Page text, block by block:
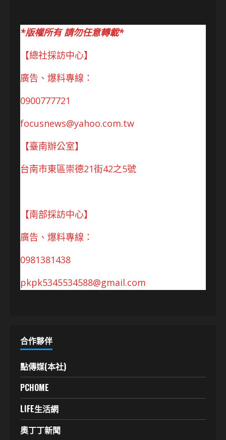
*版權所有 請勿任意轉載*
【總社採訪中心】
廣告、爆料專線：
0900777721
focusnews@yahoo.com.tw
【臺南辦公室】
台南市東區崇德21街42之5號
【南部採訪中心】
廣告、爆料專線：
0981381438
pkpk5345534588@gmail.com
合作夥伴
點傳媒(本社)
PCHOME
LIFE生活網
奧丁丁新聞